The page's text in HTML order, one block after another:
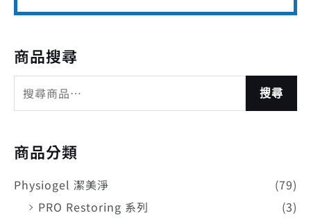
商品搜尋
搜尋
商品分類
Physiogel 潔美淨
(79)
PRO Restoring 系列
(3)